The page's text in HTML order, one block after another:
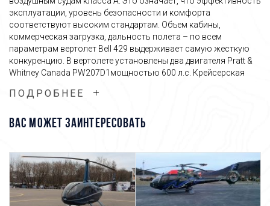
эксплуатации, уровень безопасности и комфорта
соответствуют высоким стандартам. Объем кабины,
коммерческая загрузка, дальность полета – по всем
параметрам вертолет Bell 429 выдерживает самую жесткую
конкуренцию. В вертолете установлены два двигателя Pratt &
Whitney Canada PW207D1мощностью 600 л.с. Крейсерская
и шума в полете предельно низкий. Машина оборудована 3-
интегрированной дисплейной панелью управления. В
грузовместимость - 245 кг. Вертолет Белл 429 – один из самых
востребованных в своем классе.
Связаться с менеджером
ПОДРОБНЕЕ
ВАС МОЖЕТ ЗАИНТЕРЕСОВАТЬ